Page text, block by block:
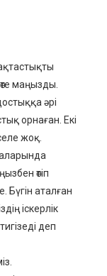
маңызды.
әрі
орнаған. Екі
жоқ.
өтіп
аталған
іскерлік
деп